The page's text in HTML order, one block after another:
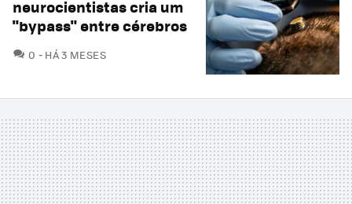
neurocientistas cria um
"bypass" entre cérebros
0 COMENTÁRIOS
HÁ 3 MESES